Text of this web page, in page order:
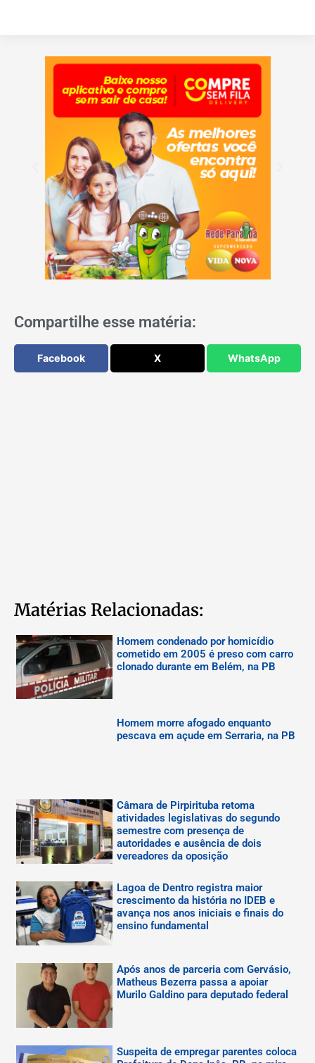
Compartilhe esse matéria:
Facebook X WhatsApp
Matérias Relacionadas:
Homem condenado por homicídio
cometido em 2005 é preso com carro
clonado durante em Belém, na PB
Homem morre afogado enquanto
pescava em açude em Serraria, na PB
Câmara de Pirpirituba retoma
atividades legislativas do segundo
semestre com presença de
autoridades e ausência de dois
vereadores da oposição
Lagoa de Dentro registra maior
crescimento da história no IDEB e
avança nos anos iniciais e finais do
ensino fundamental
Após anos de parceria com Gervásio,
Matheus Bezerra passa a apoiar
Murilo Galdino para deputado federal
Suspeita de empregar parentes coloca